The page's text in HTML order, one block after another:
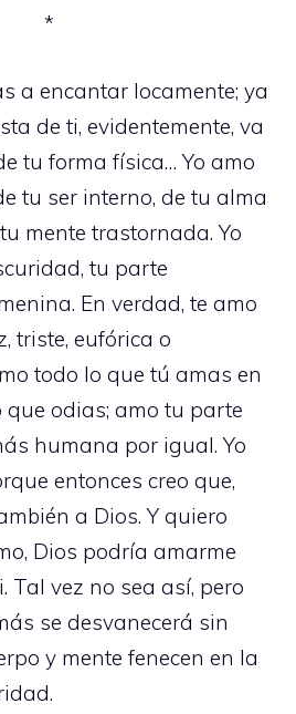
*
a encantar locamente; ya
de ti, evidentemente, va
tu forma física… Yo amo
tu ser interno, de tu alma
mente trastornada. Yo
tu parte
En verdad, te amo
triste, eufórica o
todo lo que tú amas en
odias; amo tu parte
humana por igual. Yo
entonces creo que,
a Dios. Y quiero
Dios podría amarme
Tal vez no sea así, pero
se desvanecerá sin
y mente fenecen en la